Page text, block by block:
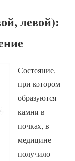
левой):
Состояние,
при котором
образуются
камни в
почках, в
медицине
получило